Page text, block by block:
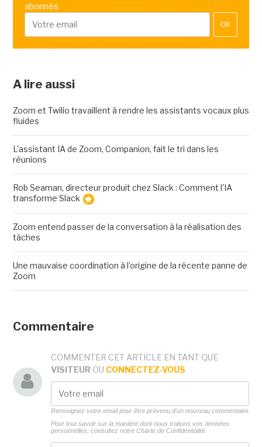
abonnés
OK
A lire aussi
Zoom et Twilio travaillent à rendre les assistants vocaux plus
fluides
L'assistant IA de Zoom, Companion, fait le tri dans les
réunions
Rob Seaman, directeur produit chez Slack : Comment l'IA
transforme Slack
Zoom entend passer de la conversation à la réalisation des
tâches
Une mauvaise coordination à l'origine de la récente panne de
Zoom
Commentaire
COMMENTER CET ARTICLE EN TANT QUE
VISITEUR OU CONNECTEZ-VOUS
Renseignez votre email pour être prévenu d'un nouveau commentaire
Pour tout savoir sur la manière dont nous traitons vos données
personnelles, consultez notre Charte de Confidentialité.